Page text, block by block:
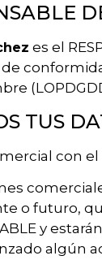
es el
TUS
con
o futuro,
y
algún